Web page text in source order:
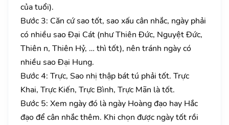
của tuổi).
Bước 3: Căn cứ sao tốt, sao xấu cân nhắc, ngày phải
có nhiều sao Đại Cát (như Thiên Đức, Nguyệt Đức,
Thiên n, Thiên Hỷ, … thì tốt), nên tránh ngày có
nhiều sao Đại Hung.
Bước 4: Trực, Sao nhị thập bát tú phải tốt. Trực
Khai, Trực Kiến, Trực Bình, Trực Mãn là tốt.
Bước 5: Xem ngày đó là ngày Hoàng đạo hay Hắc
đạo để cân nhắc thêm. Khi chọn được ngày tốt rồi